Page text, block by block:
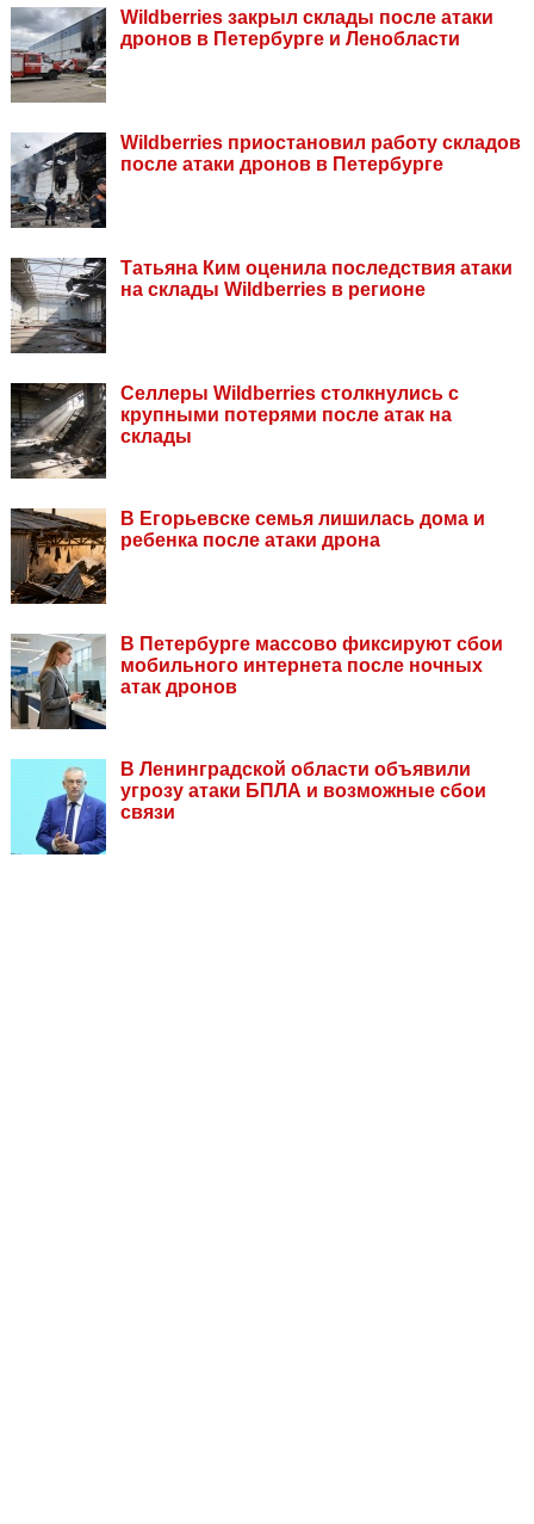
Wildberries закрыл склады после атаки
дронов в Петербурге и Ленобласти
Wildberries приостановил работу складов
после атаки дронов в Петербурге
Татьяна Ким оценила последствия атаки
на склады Wildberries в регионе
Селлеры Wildberries столкнулись с
крупными потерями после атак на
склады
В Егорьевске семья лишилась дома и
ребенка после атаки дрона
В Петербурге массово фиксируют сбои
мобильного интернета после ночных
атак дронов
В Ленинградской области объявили
угрозу атаки БПЛА и возможные сбои
связи